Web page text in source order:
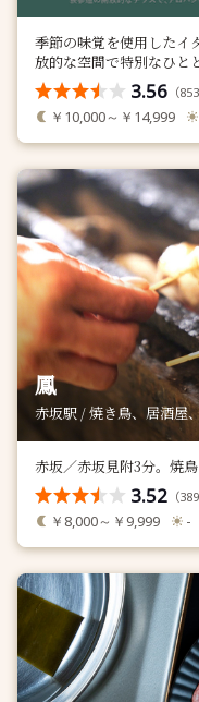
季節の味覚を使用したイ
放的な空間で特別なひと
3.56 （853
￥10,000～￥14,999
鳳
赤坂駅 / 焼き鳥、居酒屋
赤坂／赤坂見附3分。焼
3.52 （389
￥8,000～￥9,999 -